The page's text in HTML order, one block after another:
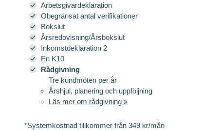
Arbetsgivardeklaration
Obegränsat antal verifikationer
Bokslut
Årsredovisning/Årsbokslut
Inkomstdeklaration 2
En K10
Rådgivning
Tre kundmöten per år
Årshjul, planering och uppföljning
Läs mer om rådgivning »
*Systemkostnad tillkommer från 349 kr/mån